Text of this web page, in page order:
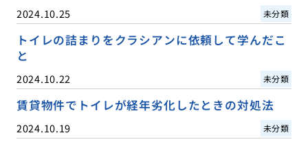
2024.10.25 未分類
トイレの詰まりをクラシアンに依頼して学んだこ
と
2024.10.22 未分類
賃貸物件でトイレが経年劣化したときの対処法
2024.10.19 未分類